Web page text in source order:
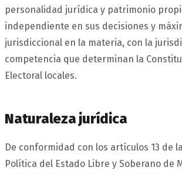
personalidad jurídica y patrimonio
independiente en sus decisiones y
jurisdiccional en la materia, con la
competencia que determinan la
Electoral locales.
Naturaleza jurídica
De conformidad con los artículos 13 de
Política del Estado Libre y Soberano de